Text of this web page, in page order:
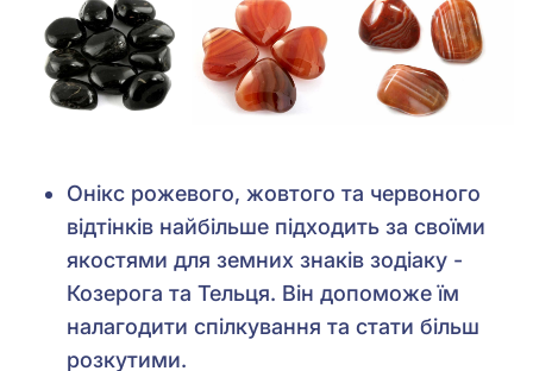
Онікс рожевого, жовтого та червоного
відтінків найбільше підходить за своїми
якостями для земних знаків зодіаку -
Козерога та Тельця. Він допоможе їм
налагодити спілкування та стати більш
розкутими.